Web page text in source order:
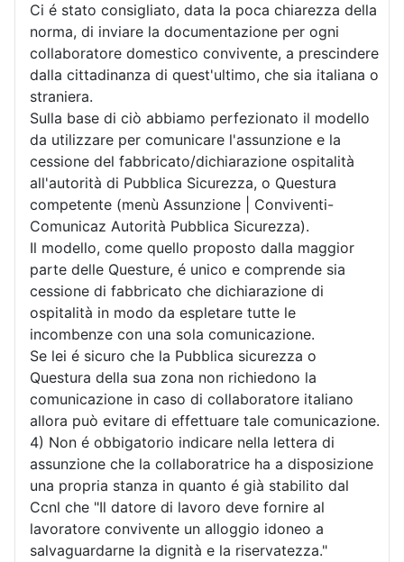
Ci é stato consigliato, data la poca chiarezza della
norma, di inviare la documentazione per ogni
collaboratore domestico convivente, a prescindere
dalla cittadinanza di quest'ultimo, che sia italiana o
straniera.
Sulla base di ciò abbiamo perfezionato il modello
da utilizzare per comunicare l'assunzione e la
cessione del fabbricato/dichiarazione ospitalità
all'autorità di Pubblica Sicurezza, o Questura
competente (menù Assunzione | Conviventi-
Comunicaz Autorità Pubblica Sicurezza).
Il modello, come quello proposto dalla maggior
parte delle Questure, é unico e comprende sia
cessione di fabbricato che dichiarazione di
ospitalità in modo da espletare tutte le
incombenze con una sola comunicazione.
Se lei é sicuro che la Pubblica sicurezza o
Questura della sua zona non richiedono la
comunicazione in caso di collaboratore italiano
allora può evitare di effettuare tale comunicazione.
4) Non é obbigatorio indicare nella lettera di
assunzione che la collaboratrice ha a disposizione
una propria stanza in quanto é già stabilito dal
Ccnl che "Il datore di lavoro deve fornire al
lavoratore convivente un alloggio idoneo a
salvaguardarne la dignità e la riservatezza."